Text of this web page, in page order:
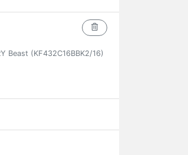
Beast (KF432C16BBK2/16)